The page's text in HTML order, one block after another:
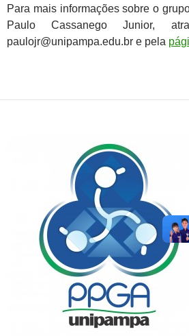
Para mais informações sobre o
Paulo Cassanego Junior,
paulojr@unipampa.edu.br e pela